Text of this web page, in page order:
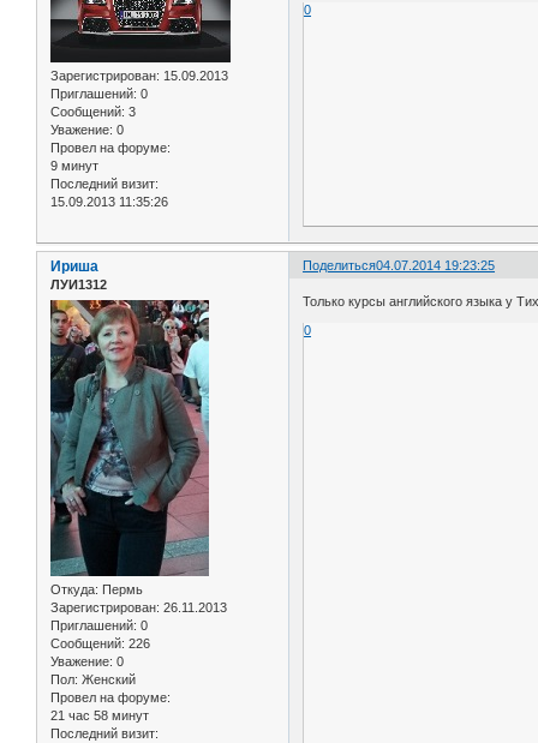
Зарегистрирован: 15.09.2013
Приглашений: 0
Сообщений: 3
Уважение: 0
Провел на форуме:
9 минут
Последний визит:
15.09.2013 11:35:26
0
Поделиться04.07.2014 19:23:25
Ириша
ЛУИ1312
Откуда: Пермь
Зарегистрирован: 26.11.2013
Приглашений: 0
Сообщений: 226
Уважение: 0
Пол: Женский
Провел на форуме:
21 час 58 минут
Последний визит:
Только курсы английского языка у
0